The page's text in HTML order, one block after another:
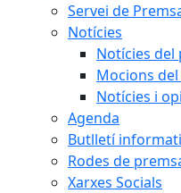
Servei de
Notícies
Notícies del
Mocions del
Notícies i
Agenda
Butlletí
Rodes de
Xarxes Socials